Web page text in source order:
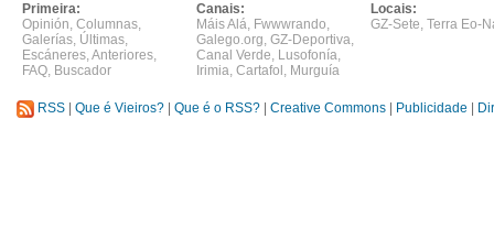
Primeira:
Opinión, Columnas,
Galerías, Últimas,
Escáneres,Anteriores,
FAQ, Buscador
Canais:
Máis Alá, Fwwwrando,
Galego.org, GZ-Deportiva,
Canal Verde, Lusofonía,
Irimia, Cartafol , Murguía
Locais:
GZ-Sete, Terra Eo-
RSS Que é Vieiros? Que é o RSS? Creative Commons Publicidade